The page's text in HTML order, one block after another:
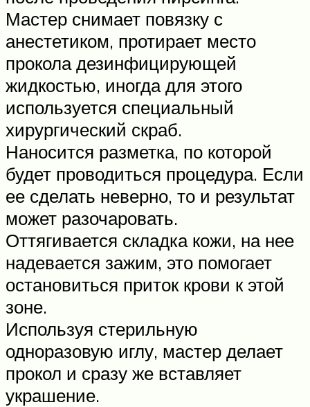
Мастер снимает повязку с
анестетиком, протирает место
прокола дезинфицирующей
жидкостью, иногда для этого
используется специальный
хирургический скраб.
Наносится разметка, по которой
будет проводиться процедура. Если
ее сделать неверно, то и результат
может разочаровать.
Оттягивается складка кожи, на нее
надевается зажим, это помогает
остановиться приток крови к этой
зоне.
Используя стерильную
одноразовую иглу, мастер делает
прокол и сразу же вставляет
украшение.